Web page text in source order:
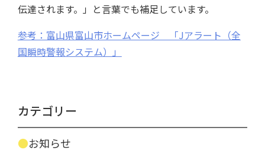
伝達されます。」と言葉でも補足しています。
参考：富山県富山市ホームページ 「Jアラート（全
国瞬時警報システム）」
カテゴリー
お知らせ